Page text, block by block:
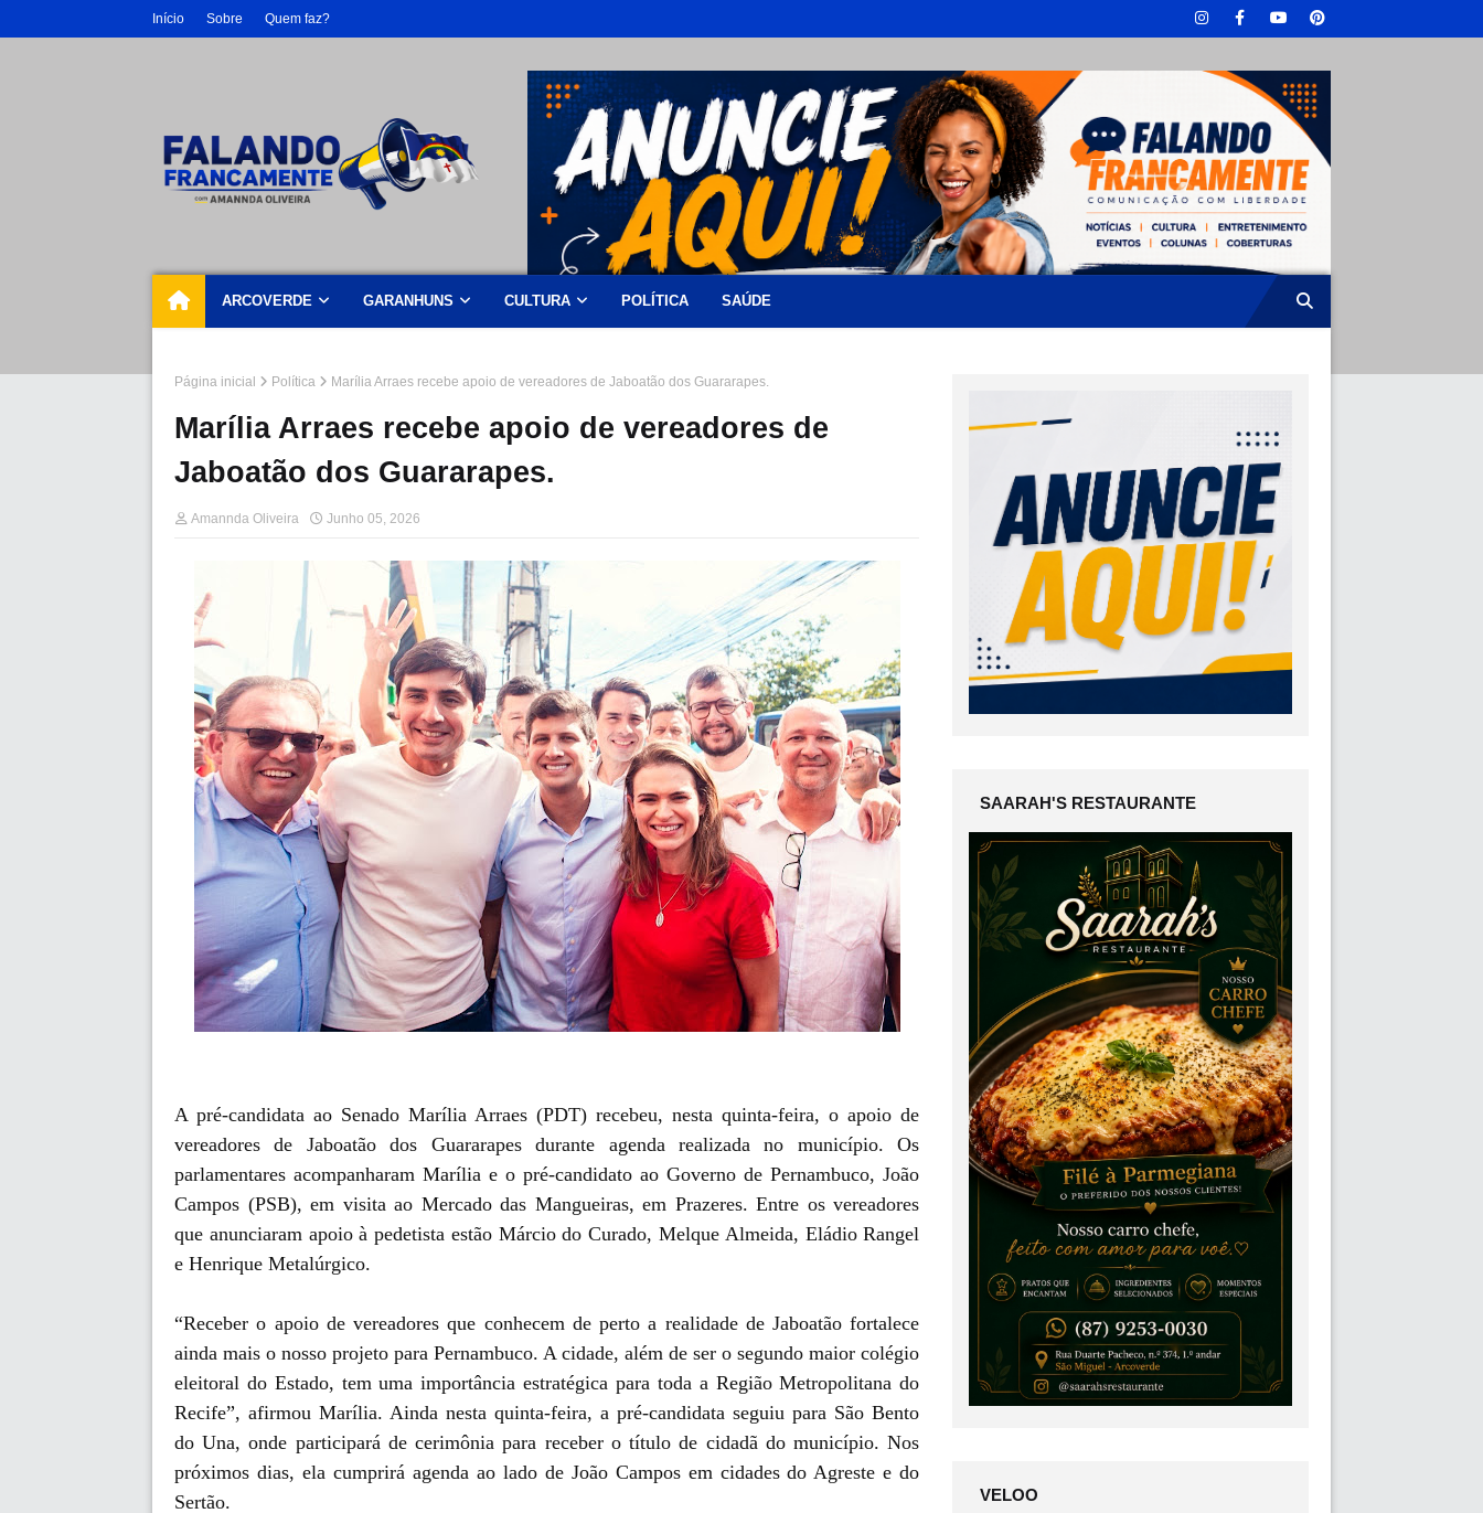
Início Sobre Quem faz?
ARCOVERDE GARANHUNS CULTURA POLÍTICA SAÚDE
Página inicial Política Marília Arraes recebe apoio de vereadores de Jaboatão dos Guararapes.
Marília Arraes recebe apoio de vereadores de
Jaboatão dos Guararapes.
Amannda Oliveira Junho 05, 2026
A pré-candidata ao Senado Marília Arraes (PDT) recebeu, nesta quinta-feira, o apoio de
vereadores de Jaboatão dos Guararapes durante agenda realizada no município. Os
parlamentares acompanharam Marília e o pré-candidato ao Governo de Pernambuco, João
Campos (PSB), em visita ao Mercado das Mangueiras, em Prazeres. Entre os vereadores
que anunciaram apoio à pedetista estão Márcio do Curado, Melque Almeida, Eládio Rangel
e Henrique Metalúrgico.
“Receber o apoio de vereadores que conhecem de perto a realidade de Jaboatão fortalece
ainda mais o nosso projeto para Pernambuco. A cidade, além de ser o segundo maior colégio
eleitoral do Estado, tem uma importância estratégica para toda a Região Metropolitana do
Recife”, afirmou Marília. Ainda nesta quinta-feira, a pré-candidata seguiu para São Bento
do Una, onde participará de cerimônia para receber o título de cidadã do município. Nos
próximos dias, ela cumprirá agenda ao lado de João Campos em cidades do Agreste e do
Sertão.
SAARAH'S RESTAURANTE
VELOO